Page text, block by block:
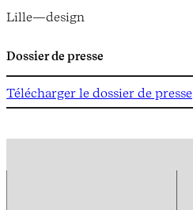
Lille—design
Dossier de presse
Télécharger le dossier de presse